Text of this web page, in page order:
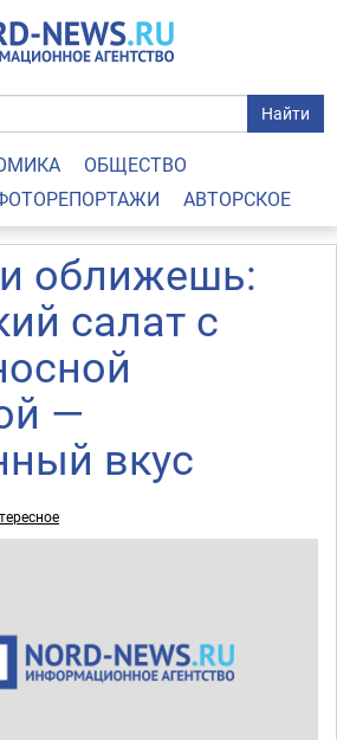
Найти
ОБЩЕСТВО
АВТОРСКОЕ
оближешь:
салат с
—
вкус